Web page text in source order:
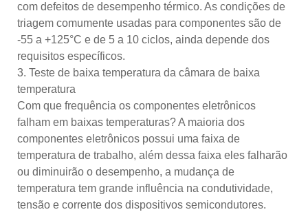
com defeitos de desempenho térmico. As condições de
triagem comumente usadas para componentes são de
-55 a +125°C e de 5 a 10 ciclos, ainda depende dos
requisitos específicos.
3. Teste de baixa temperatura da câmara de baixa
temperatura
Com que frequência os componentes eletrônicos
falham em baixas temperaturas? A maioria dos
componentes eletrônicos possui uma faixa de
temperatura de trabalho, além dessa faixa eles falharão
ou diminuirão o desempenho, a mudança de
temperatura tem grande influência na condutividade,
tensão e corrente dos dispositivos semicondutores.